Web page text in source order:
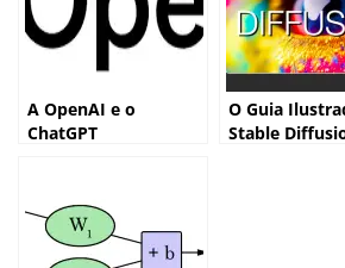
A OpenAI e o
ChatGPT
O Guia
Stable